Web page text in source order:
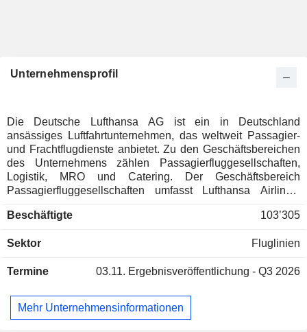
Unternehmensprofil
Die Deutsche Lufthansa AG ist ein in Deutschland
ansässiges Luftfahrtunternehmen, das weltweit Passagier-
und Frachtflugdienste anbietet. Zu den Geschäftsbereichen
des Unternehmens zählen Passagierfluggesellschaften,
Logistik, MRO und Catering. Der Geschäftsbereich
Passagierfluggesellschaften umfasst Lufthansa Airlines,
Zum Segment Logistik gehören die auf das Management
auf Eilsendungen spezialisierte time:matters-Gruppe, die
Lösungen für den E-Commerce-Sektor spezialisiert ist, der
sowie die 50-prozentige Beteiligung der Lufthansa-Gruppe
an der Frachtfluggesellschaft AeroLogic. Das Segment
Beschäftigte 103’305
Sektor Fluglinien
Termine 03.11. Ergebnisveröffentlichung - Q3 2026
Mehr Unternehmensinformationen